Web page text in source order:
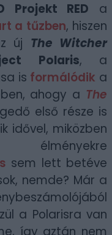
Projekt RED a
a tűzben, hiszen
új The Witcher
Polaris, a
is formálódik a
ahogy a The
első része is
idővel, miközben
élményekre
sem lett betéve
nemde? Már a
a Polarisra van
így aztán nem